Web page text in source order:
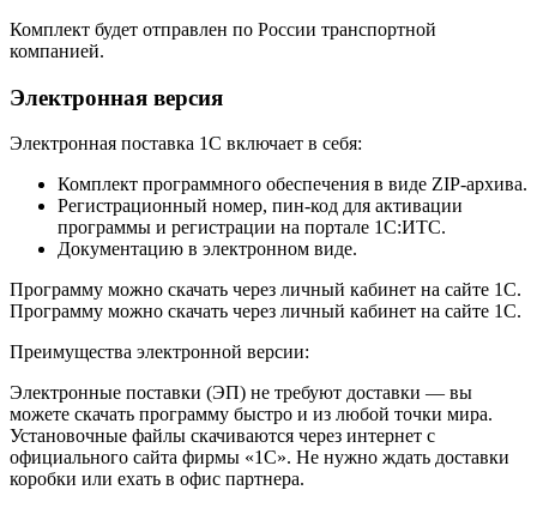
Комплект будет отправлен по России транспортной
компанией.
Электронная версия
Электронная поставка 1С включает в себя:
Комплект программного обеспечения в виде ZIP-архива.
Регистрационный номер, пин-код для активации
программы и регистрации на портале 1С:ИТС.
Документацию в электронном виде.
Программу можно скачать через личный кабинет на сайте 1С.
Программу можно скачать через личный кабинет на сайте 1С.
Преимущества электронной версии:
Электронные поставки (ЭП) не требуют доставки — вы
можете скачать программу быстро и из любой точки мира.
Установочные файлы скачиваются через интернет с
официального сайта фирмы «1С». Не нужно ждать доставки
коробки или ехать в офис партнера.